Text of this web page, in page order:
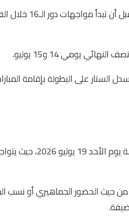
بمدينة ميامي، بينما يُسدل الستار على البطولة بإقامة
يحتضن ملعب نيويورك – نيو جيرسي ستيديوم المباراة
حيث الحضور الجماهيري أو نسب